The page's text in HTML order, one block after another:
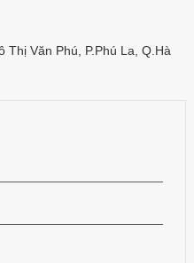
diện:
đồng bộ, mang lại hiệu năng
Thị Văn Phú, P.Phú La, Q.Hà